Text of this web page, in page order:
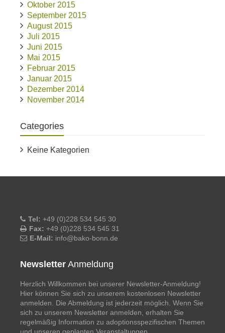
Oktober 2015
September 2015
August 2015
Juli 2015
Juni 2015
Mai 2015
Februar 2015
Januar 2015
Dezember 2014
November 2014
Categories
Keine Kategorien
Tel: +49 (0)228 534 545 30
Fax: +49 (0)228 534 545 31
E-Mail: info@bako-bonn.de
Newsletter Anmeldung
Herzlich Willkommen bei unserer Newsletter-Anmeldung!
Hier können Sie sich zu unserem kostenlosen Newsletter
anmelden. Die Abmeldung ist jederzeit möglich. Wenn Sie
sich zu unserem Newsletter anmelden, erhalten Sie
regelmäßig Information zu adoptionsspezifischen Themen